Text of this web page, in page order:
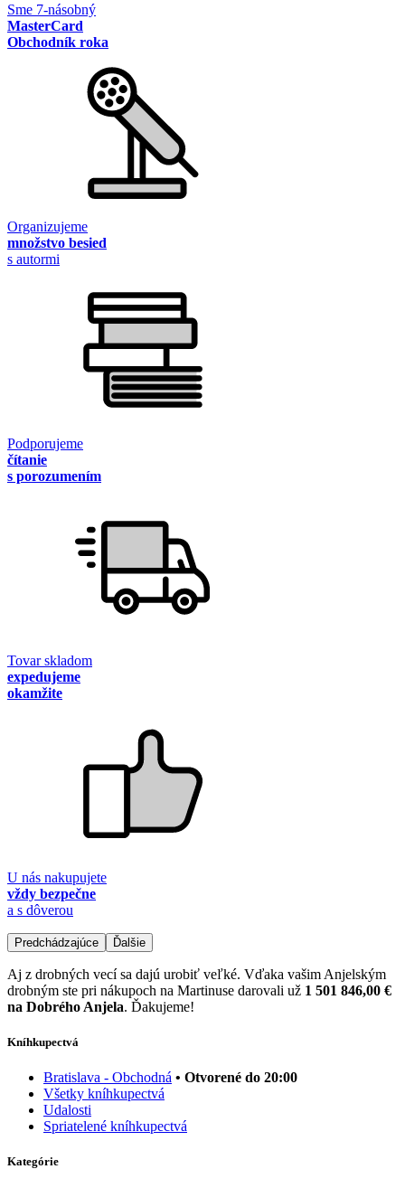
Sme 7-násobný
MasterCard
Obchodník roka
Organizujeme
množstvo besied
s autormi
Podporujeme
čítanie
s porozumením
Tovar skladom
expedujeme
okamžite
U nás nakupujete
vždy bezpečne
a s dôverou
Predchádzajúce Ďalšie
Aj z drobných vecí sa dajú urobiť veľké. Vďaka vašim Anjelským
drobným ste pri nákupoch na Martinuse darovali už 1 501 846,00 €
na Dobrého Anjela. Ďakujeme!
Kníhkupectvá
Bratislava - Obchodná • Otvorené do 20:00
Všetky kníhkupectvá
Udalosti
Spriatelené kníhkupectvá
Kategórie